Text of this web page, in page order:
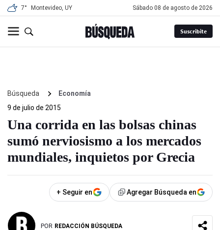
7° Montevideo, UY sábado 08 de agosto de 2026
Suscribite
Búsqueda
Economía
9 de julio de 2015
Una corrida en las bolsas chinas
sumó nerviosismo a los mercados
mundiales, inquietos por Grecia
+ Seguir en Agregar Búsqueda en
POR REDACCIÓN BÚSQUEDA